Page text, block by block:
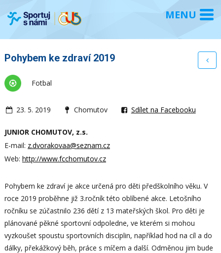
Pohybem ke zdraví 2019
Fotbal
23. 5. 2019 Chomutov Sdílet na Facebooku
JUNIOR CHOMUTOV, z.s.
E-mail: z.dvorakovaa@seznam.cz
Web: http://www.fcchomutov.cz
Pohybem ke zdraví je akce určená pro děti předškolního věku. V
roce 2019 proběhne již 3.ročník této oblíbené akce. Letošního
ročníku se zúčastnilo 236 dětí z 13 mateřských škol. Pro děti je
plánované pěkné sportovní odpoledne, ve kterém si mohou
vyzkoušet spoustu sportovních disciplin, například hod na cíl a do
dálky, překážkový běh, práce s míčem a další. Odměnou jim bude